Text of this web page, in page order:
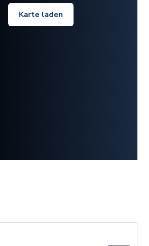
Karte laden